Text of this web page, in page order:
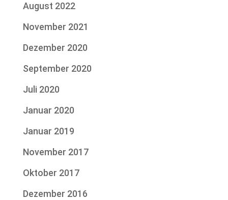
August 2022
November 2021
Dezember 2020
September 2020
Juli 2020
Januar 2020
Januar 2019
November 2017
Oktober 2017
Dezember 2016